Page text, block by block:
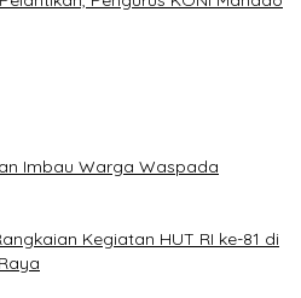
Imbau Warga Waspada
Kegiatan HUT RI ke-81 di